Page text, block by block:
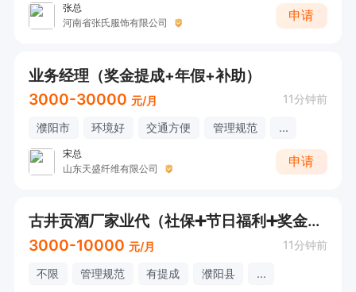
张总
河南省张氏服饰有限公司
申请
业务经理（奖金提成+年假+补助）
3000-30000 元/月 11分钟前
濮阳市 环境好 交通方便 管理规范 ...
宋总
山东天盛纤维有限公司
申请
古井贡酒厂家业代（社保➕节日福利➕奖金）可直接打电话
3000-10000 元/月 11分钟前
不限 管理规范 有提成 濮阳县 ...